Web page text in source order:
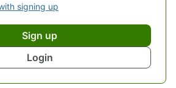
signing up
Sign up
Login